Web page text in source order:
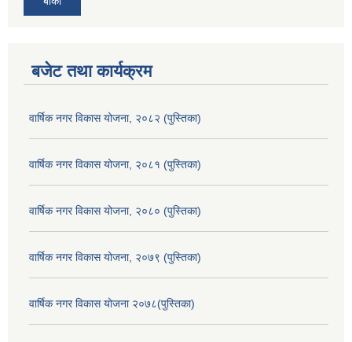
बजेट तथा कार्यक्रम
वार्षिक नगर विकास योजना, २०८२ (पुस्तिका)
वार्षिक नगर विकास योजना, २०८१ (पुस्तिका)
वार्षिक नगर विकास योजना, २०८० (पुस्तिका)
वार्षिक नगर विकास योजना, २०७९ (पुस्तिका)
वार्षिक नगर विकास योजना २०७८(पुस्तिका)